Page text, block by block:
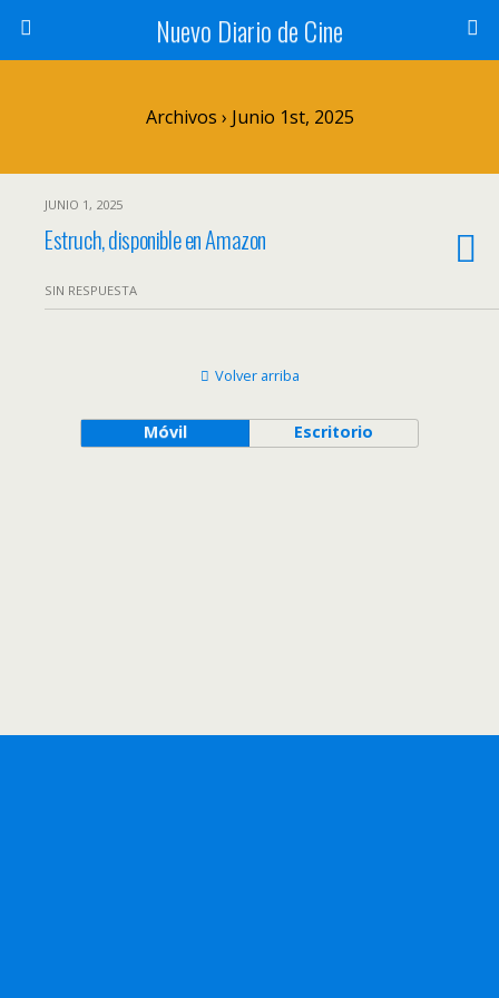
Nuevo Diario de Cine
Archivos › Junio 1st, 2025
JUNIO 1, 2025
Estruch, disponible en Amazon
SIN RESPUESTA
Volver arriba
Móvil Escritorio